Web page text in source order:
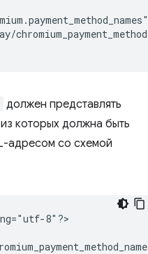
должен представлять
которых должна быть
адресом со схемой
8"?>